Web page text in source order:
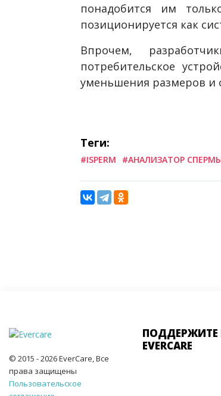
понадобится им
позиционируется как
Впрочем,
потребительское
уменьшения размеров и
Теги:
#ISPERM #АНАЛИЗАТОР
© 2015 - 2026 EverCare, Все
права защищены
Пользовательское
EVERCARE